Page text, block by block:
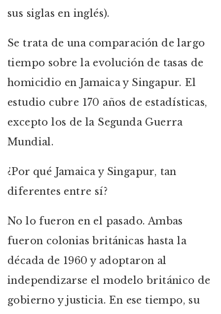
sus siglas en inglés).
Se trata de una comparación de largo
tiempo sobre la evolución de tasas de
homicidio en Jamaica y Singapur. El
estudio cubre 170 años de estadísticas,
excepto los de la Segunda Guerra
Mundial.
¿Por qué Jamaica y Singapur, tan
diferentes entre sí?
No lo fueron en el pasado. Ambas
fueron colonias británicas hasta la
década de 1960 y adoptaron al
independizarse el modelo británico de
gobierno y justicia. En ese tiempo, su